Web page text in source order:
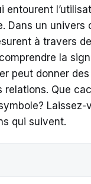
entourent
Dans un univers
à travers
la
peut donner
relations. Que
Laissez-
qui suivent.